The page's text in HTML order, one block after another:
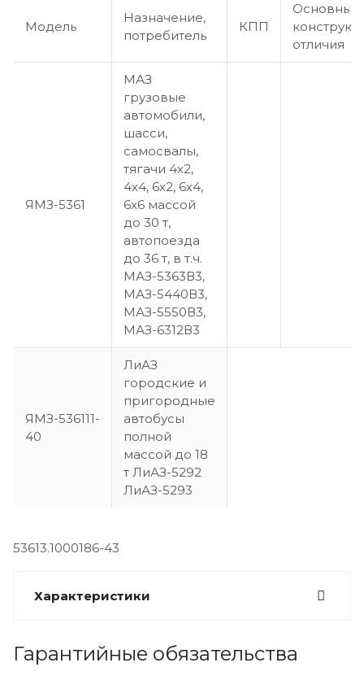
Модель
Назначение,
потребитель
КПП
Основные
отличия
ЯМЗ-5361
МАЗ
грузовые
автомобили,
шасси,
самосвалы,
тягачи 4х2,
4х4, 6х2, 6х4,
6х6 массой
до 30 т,
автопоезда
до 36 т, в т.ч.
МАЗ-5363В3,
МАЗ-5440В3,
МАЗ-5550В3,
МАЗ-6312В3
ЯМЗ-536111-
40
ЛиАЗ
городские и
пригородные
автобусы
полной
массой до 18
т ЛиАЗ-5292
ЛиАЗ-5293
53613.1000186-43
Характеристики
Гарантийные обязательства